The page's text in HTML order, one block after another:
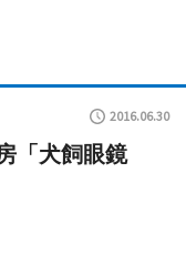
2016.06.30
「犬飼眼鏡